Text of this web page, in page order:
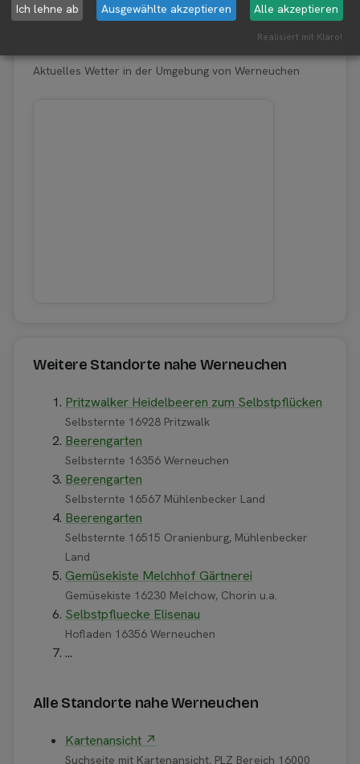
Aktuelles Wetter in der Umgebung von Werneuchen
Weitere Standorte nahe Werneuchen
Pritzwalker Heidelbeeren zum Selbstpflücken
Selbsternte 16928 Pritzwalk
Beerengarten
Selbsternte 16356 Werneuchen
Beerengarten
Selbsternte 16567 Mühlenbecker Land
Beerengarten
Selbsternte 16515 Oranienburg, Mühlenbecker
Land
Gemüsekiste Melchhof Gärtnerei
Gemüsekiste 16230 Melchow, Chorin u.a.
Selbstpfluecke Elisenau
Hofladen 16356 Werneuchen
...
Alle Standorte nahe Werneuchen
Kartenansicht ↗
Suchseite mit Kartenansicht, PLZ Bereich 16000
Ich lehne ab Ausgewählte akzeptieren Alle akzeptieren
Realisiert mit Klaro!